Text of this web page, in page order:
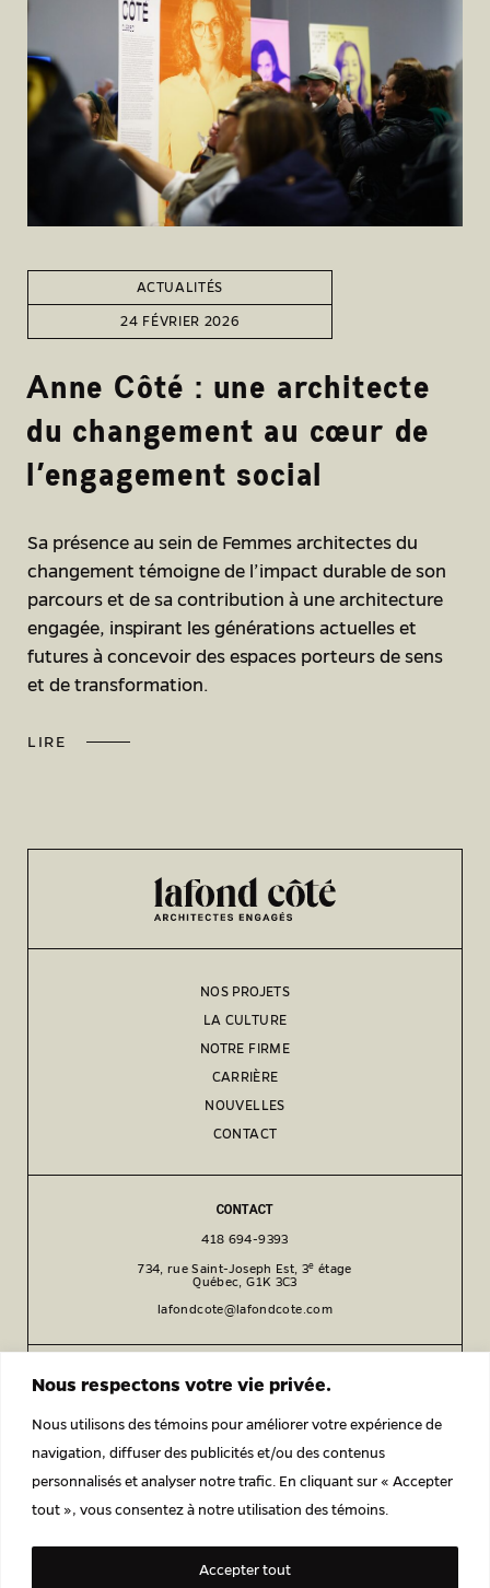
Nous respectons votre vie privée.
Nous utilisons des témoins pour améliorer votre expérience de
navigation, diffuser des publicités et/ou des contenus
personnalisés et analyser notre trafic. En cliquant sur « Accepter
tout », vous consentez à notre utilisation des témoins.
Accepter tout
ACTUALITÉS
24 FÉVRIER 2026
Anne Côté : une architecte
du changement au cœur de
l’engagement social
Sa présence au sein de Femmes architectes du
changement témoigne de l’impact durable de son
parcours et de sa contribution à une architecture
engagée, inspirant les générations actuelles et
futures à concevoir des espaces porteurs de sens
et de transformation.
LIRE
CONTACT
418 694-9393
734, rue Saint-Joseph Est, 3e étage
Québec, G1K 3C3
lafondcote@lafondcote.com
NOS PROJETS
LA CULTURE
NOTRE FIRME
CARRIÈRE
NOUVELLES
CONTACT
SOCIAL
Facebook
Instagram
LinkedIn
© 2026 LAFOND CÔTÉ ARCHITECTES ENGAGÉS.